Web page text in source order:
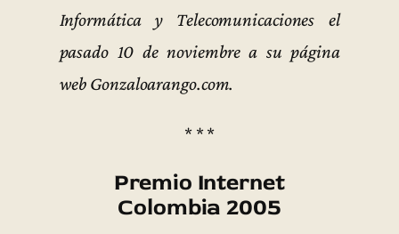
Informática y Telecomunicaciones el
pasado 10 de noviembre a su página
web Gonzaloarango.com.
* * *
Premio Internet
Colombia 2005